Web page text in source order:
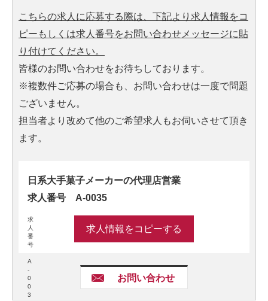
こちらの求人に応募する際は、下記より求人情報をコ
ピーもしくは求人番号をお問い合わせメッセージに貼
り付けてください。
皆様のお問い合わせをお待ちしております。
※複数件ご応募の場合も、お問い合わせは一度で問題
ございません。
担当者より改めて他のご希望求人もお伺いさせて頂き
ます。
求
人
番
号
A
-
0
0
3
日系大手菓子メーカーの代理店営業
求人番号 A-0035
求人情報をコピーする
お問い合わせ